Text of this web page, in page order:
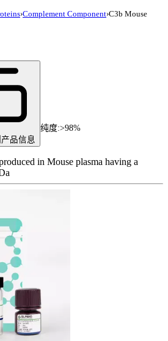
›Complement Component›C3b Mouse
品信息
纯度:>98%
in Mouse plasma having a